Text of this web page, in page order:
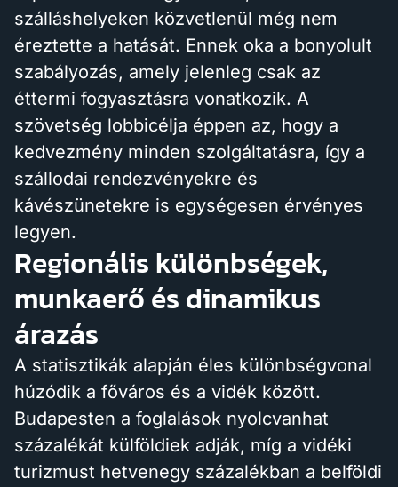
szálláshelyeken közvetlenül még nem
éreztette a hatását. Ennek oka a bonyolult
szabályozás, amely jelenleg csak az
éttermi fogyasztásra vonatkozik. A
szövetség lobbicélja éppen az, hogy a
kedvezmény minden szolgáltatásra, így a
szállodai rendezvényekre és
kávészünetekre is egységesen érvényes
legyen.
Regionális különbségek,
munkaerő és dinamikus
árazás
A statisztikák alapján éles különbségvonal
húzódik a főváros és a vidék között.
Budapesten a foglalások nyolcvanhat
százalékát külföldiek adják, míg a vidéki
turizmust hetvenegy százalékban a belföldi